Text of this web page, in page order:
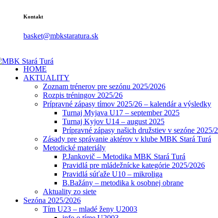
Kontakt
basket@mbkstaratura.sk
HOME
AKTUALITY
Zoznam trénerov pre sezónu 2025/2026
Rozpis tréningov 2025/26
Prípravné zápasy tímov 2025/26 – kalendár a výsledky
Turnaj Myjava U17 – september 2025
Turnaj Kyjov U14 – august 2025
Prípravné zápasy našich družstiev v sezóne 2025/
Zásady pre správanie aktérov v klube MBK Stará Turá
Metodické materiály
P.Jankovič – Metodika MBK Stará Turá
Pravidlá pre mládežnícke kategórie 2025/2026
Pravidlá súťaže U10 – mikroliga
B.Bažány – metodika k osobnej obrane
Aktuality zo siete
Sezóna 2025/2026
Tím U23 – mladé ženy U2003